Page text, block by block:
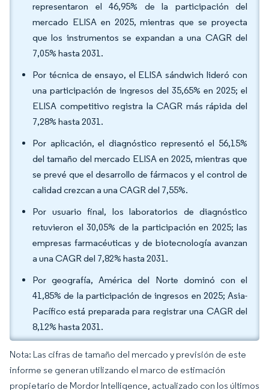
representaron el 46,95% de la participación del
mercado ELISA en 2025, mientras que se proyecta
que los instrumentos se expandan a una CAGR del
7,05% hasta 2031.
Por técnica de ensayo, el ELISA sándwich lideró con
una participación de ingresos del 35,65% en 2025; el
ELISA competitivo registra la CAGR más rápida del
7,28% hasta 2031.
Por aplicación, el diagnóstico representó el 56,15%
del tamaño del mercado ELISA en 2025, mientras que
se prevé que el desarrollo de fármacos y el control de
calidad crezcan a una CAGR del 7,55%.
Por usuario final, los laboratorios de diagnóstico
retuvieron el 30,05% de la participación en 2025; las
empresas farmacéuticas y de biotecnología avanzan
a una CAGR del 7,82% hasta 2031.
Por geografía, América del Norte dominó con el
41,85% de la participación de ingresos en 2025; Asia-
Pacífico está preparada para registrar una CAGR del
8,12% hasta 2031.
Nota: Las cifras de tamaño del mercado y previsión de este
informe se generan utilizando el marco de estimación
propietario de Mordor Intelligence, actualizado con los últimos